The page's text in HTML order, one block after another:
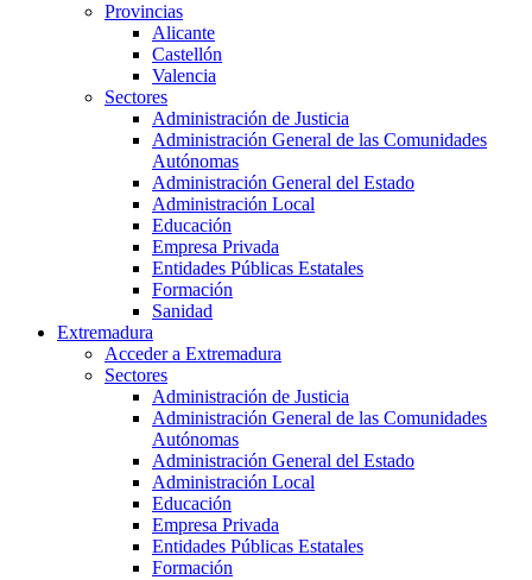
Provincias
Alicante
Castellón
Valencia
Sectores
Administración de Justicia
Administración General de las Comunidades
Autónomas
Administración General del Estado
Administración Local
Educación
Empresa Privada
Entidades Públicas Estatales
Formación
Sanidad
Extremadura
Acceder a Extremadura
Sectores
Administración de Justicia
Administración General de las Comunidades
Autónomas
Administración General del Estado
Administración Local
Educación
Empresa Privada
Entidades Públicas Estatales
Formación